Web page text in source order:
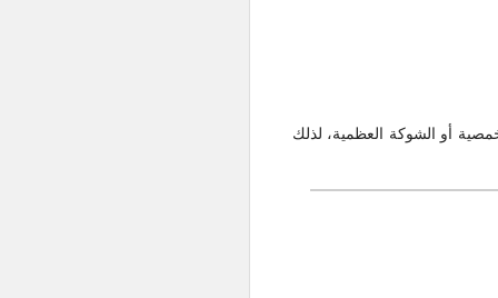
أو الشوكة العظمية، لذلك